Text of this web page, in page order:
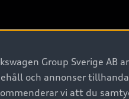
Group Sverige
och annonser
vi att du